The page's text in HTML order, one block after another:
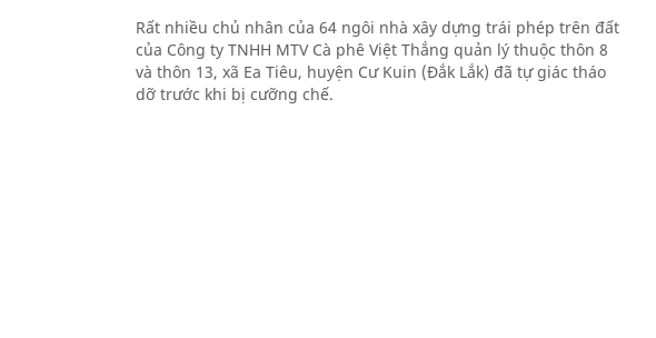
Rất nhiều chủ nhân của 64 ngôi nhà xây dựng trái phép trên đất
của Công ty TNHH MTV Cà phê Việt Thắng quản lý thuộc thôn 8
và thôn 13, xã Ea Tiêu, huyện Cư Kuin (Đắk Lắk) đã tự giác tháo
dỡ trước khi bị cưỡng chế.